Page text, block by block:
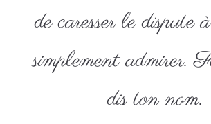
de caresser le dispute
simplement admirer.
dis ton nom.